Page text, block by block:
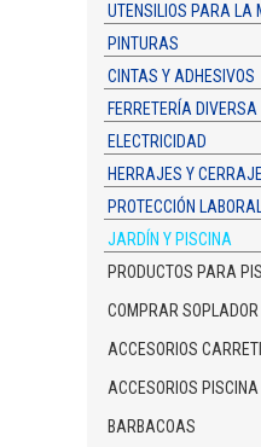
UTENSILIOS PARA LA
PINTURAS
CINTAS Y ADHESIVOS
FERRETERÍA DIVERSA
ELECTRICIDAD
HERRAJES Y
PROTECCIÓN LABORAL
JARDÍN Y PISCINA
PRODUCTOS PARA
COMPRAR
ACCESORIOS
ACCESORIOS PISCINA
BARBACOAS